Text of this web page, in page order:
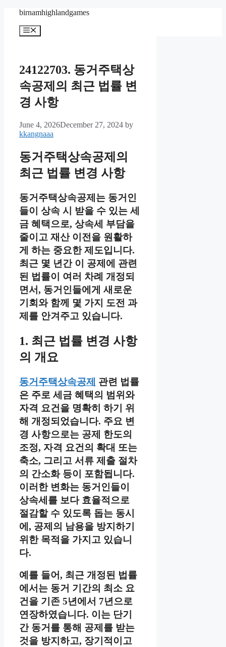
content
birnamhighlandgames
Menu
24122703. 동거주택상
속공제의 최근 법률 변
경 사항
June 4, 2026December 27, 2024 by
kkangnaaa
동거주택상속공제의
최근 법률 변경 사항
동거주택상속공제는 동거인
들이 상속 시 받을 수 있는 세
금 혜택으로, 상속세 부담을
줄이고 재산 이전을 원활하
게 하는 중요한 제도입니다.
최근 몇 년간 이 공제에 관련
된 법률이 여러 차례 개정되
면서, 동거인들에게 새로운
기회와 함께 몇 가지 도전 과
제를 안겨주고 있습니다.
1. 최근 법률 변경 사항
의 개요
동거주택상속공제 관련 법률
은 주로 세금 혜택의 범위와
자격 요건을 명확히 하기 위
해 개정되었습니다. 주요 변
경 사항으로는 공제 한도의
조정, 자격 요건의 확대 또는
축소, 그리고 서류 제출 절차
의 간소화 등이 포함됩니다.
이러한 변화는 동거인들이
상속세를 보다 효율적으로
절감할 수 있도록 돕는 동시
에, 공제의 남용을 방지하기
위한 목적을 가지고 있습니
다.
예를 들어, 최근 개정된 법률
에서는 동거 기간의 최소 요
건을 기존 5년에서 7년으로
연장하였습니다. 이는 단기
간 동거를 통해 공제를 받는
것을 방지하고, 장기적이고